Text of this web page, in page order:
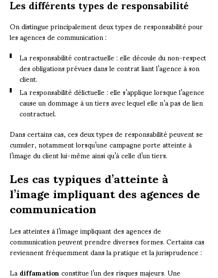
On distingue principalement deux types de responsabilité pour
les agences de communication :
La responsabilité contractuelle : elle découle du non-respect
des obligations prévues dans le contrat liant l’agence à son
client.
La responsabilité délictuelle : elle s’applique lorsque l’agence
cause un dommage à un tiers avec lequel elle n’a pas de lien
contractuel.
Dans certains cas, ces deux types de responsabilité peuvent se
cumuler, notamment lorsqu’une campagne porte atteinte à
l’image du client lui-même ainsi qu’à celle d’un tiers.
Les cas typiques d’atteinte à
l’image impliquant des agences de
communication
Les atteintes à l’image impliquant des agences de
communication peuvent prendre diverses formes. Certains cas
reviennent fréquemment dans la pratique et la jurisprudence :
Ladiffamationconstitue l’un des risques majeurs. Une